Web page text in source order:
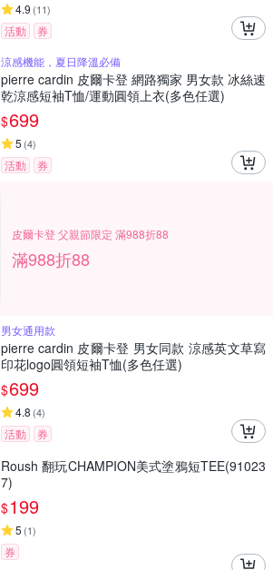
4.9 (11)
活動
券
涼感機能，夏日降溫必備
pierre cardin 皮爾卡登 網路獨家 男女款 冰絲速
乾涼感短袖T恤/運動圓領上衣(多色任選)
$699
5 (4)
活動 券
皮爾卡登 父親節限定 滿988折88
滿988折88
男女通用款
pierre cardin 皮爾卡登 男女同款 涼感英文草寫
印花logo圓領短袖T恤(多色任選)
$699
4.8 (4)
活動 券
Roush 翻玩CHAMPION美式塗鴉短TEE(91023
7)
$199
5 (1)
券